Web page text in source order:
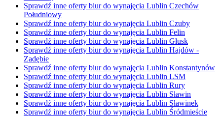
Sprawdź inne oferty biur do wynajęcia Lublin Czechów
Południowy
Sprawdź inne oferty biur do wynajęcia Lublin Czuby
Sprawdź inne oferty biur do wynajęcia Lublin Felin
Sprawdź inne oferty biur do wynajęcia Lublin Głusk
Sprawdź inne oferty biur do wynajęcia Lublin Hajdów -
Zadębie
Sprawdź inne oferty biur do wynajęcia Lublin Konstantynów
Sprawdź inne oferty biur do wynajęcia Lublin LSM
Sprawdź inne oferty biur do wynajęcia Lublin Rury
Sprawdź inne oferty biur do wynajęcia Lublin Sławin
Sprawdź inne oferty biur do wynajęcia Lublin Sławinek
Sprawdź inne oferty biur do wynajęcia Lublin Śródmieście